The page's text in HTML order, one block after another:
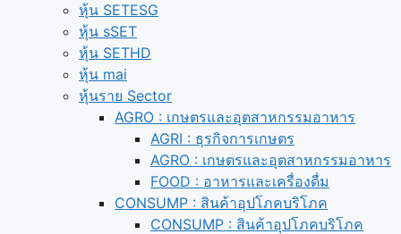
หุ้น SETESG
หุ้น sSET
หุ้น SETHD
หุ้น mai
หุ้นราย Sector
AGRO : เกษตรและอุตสาหกรรมอาหาร
AGRI : ธุรกิจการเกษตร
AGRO : เกษตรและอุตสาหกรรมอาหาร
FOOD : อาหารและเครื่องดื่ม
CONSUMP : สินค้าอุปโภคบริโภค
CONSUMP : สินค้าอุปโภคบริโภค